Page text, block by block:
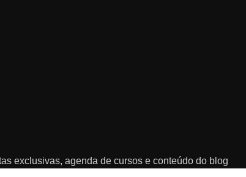
exclusivas, agenda de cursos e conteúdo do blog